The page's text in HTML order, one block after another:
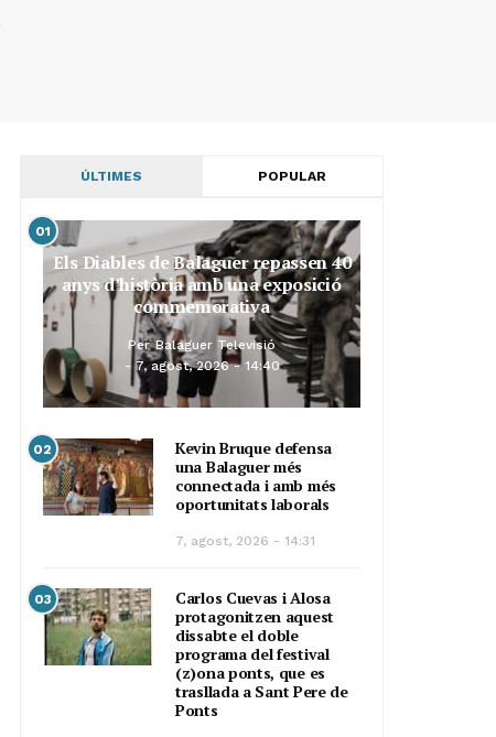
ÚLTIMES POPULAR
01
Els Diables de Balaguer repassen 40
anys d’història amb una exposició
commemorativa
Per Balaguer Televisió
7, agost, 2026 - 14:40
02
Kevin Bruque defensa
una Balaguer més
connectada i amb més
oportunitats laborals
7, agost, 2026 - 14:31
03
Carlos Cuevas i Alosa
protagonitzen aquest
dissabte el doble
programa del festival
(z)ona ponts, que es
trasllada a Sant Pere de
Ponts